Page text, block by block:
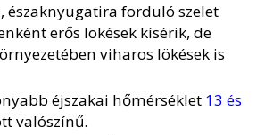
északnyugatira forduló szelet
erős lökések kísérik, de
viharos lökések is
éjszakai hőmérséklet 13 és
valószínű.